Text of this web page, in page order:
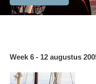
Week 6 - 12 augustus